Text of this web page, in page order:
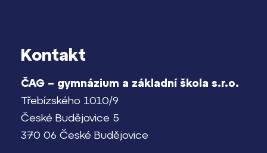
Kontakt
ČAG – gymnázium a základní škola s.r.o.
Třebízského 1010/9
České Budějovice 5
370 06 České Budějovice